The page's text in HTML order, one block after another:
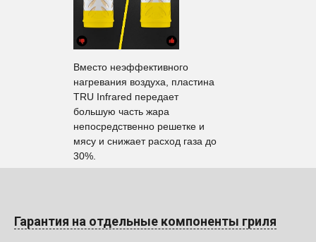
Вместо неэффективного
нагревания воздуха, пластина
TRU Infrared передает
большую часть жара
непосредственно решетке и
мясу и снижает расход газа до
30%.
Гарантия на отдельные компоненты гриля